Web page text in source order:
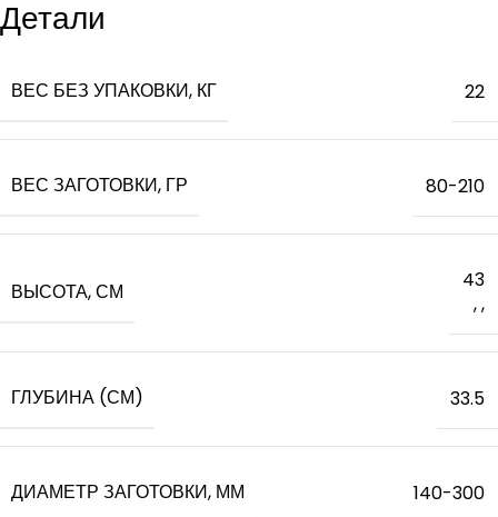
Детали
ВЕС БЕЗ УПАКОВКИ, КГ 22
ВЕС ЗАГОТОВКИ, ГР 80-210
ВЫСОТА, СМ
43
,,
ГЛУБИНА (СМ) 33.5
ДИАМЕТР ЗАГОТОВКИ, ММ 140-300